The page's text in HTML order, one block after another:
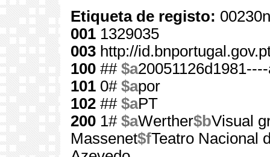
Etiqueta de registo:
001 1329035
003 http://
100 ## $a
101 0# $apor
102 ## $aPT
200 1# $aWerther$bVisual
Massenet$fTeatro Nacional